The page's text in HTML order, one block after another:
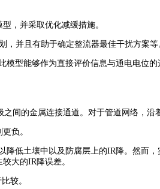
，并采取优化减缓措施。
并且有助于确定整流器最佳干扰方案等
型能够作为直接评价信息与通电电位的
的金属连接通道。对于管道网络，沿
负。
低土壤中以及防腐层上的IR降。然而，
大的IR降误差。
较。